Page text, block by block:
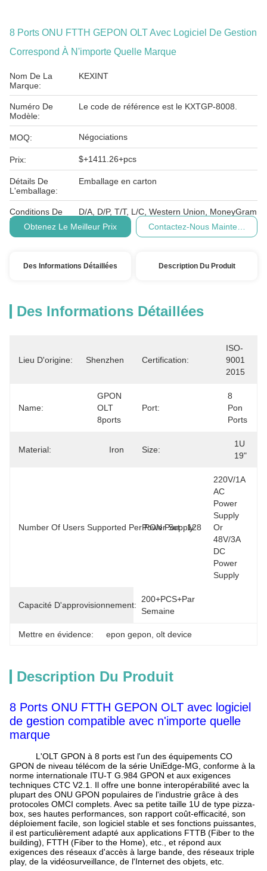
8 Ports ONU FTTH GEPON OLT Avec Logiciel De Gestion
Correspond À N'importe Quelle Marque
Nom De La
Marque:
KEXINT
Numéro De
Modèle:
Le code de référence est le KXTGP-8008.
MOQ: Négociations
Prix: $+1411.26+pcs
Détails De
L'emballage:
Emballage en carton
Conditions De
Paiement:
D/A, D/P, T/T, L/C, Western Union, MoneyGram
Obtenez Le Meilleur Prix
Contactez-Nous Maintenant
Des Informations Détaillées Description Du Produit
Des Informations Détaillées
Lieu D'origine: Shenzhen Certification:
ISO-
9001
2015
Name:
GPON
OLT
8ports
Port:
8
Pon
Ports
Material: Iron Size:
1U
19"
Number Of Users Supported Per PON Port: 128
Power Supply:
220V/1A
AC
Power
Supply
Or
48V/3A
DC
Power
Supply
Capacité D'approvisionnement:
200+PCS+par
Semaine
Mettre en évidence: epon gepon , olt device
Description Du Produit
8 Ports ONU FTTH GEPON OLT avec logiciel
de gestion compatible avec n'importe quelle
marque
L'OLT GPON à 8 ports est l'un des équipements CO
GPON de niveau télécom de la série UniEdge-MG, conforme à la
norme internationale ITU-T G.984 GPON et aux exigences
techniques CTC V2.1. Il offre une bonne interopérabilité avec la
plupart des ONU GPON populaires de l'industrie grâce à des
protocoles OMCI complets. Avec sa petite taille 1U de type pizza-
box, ses hautes performances, son rapport coût-efficacité, son
déploiement facile, son logiciel stable et ses fonctions puissantes,
il est particulièrement adapté aux applications FTTB (Fiber to the
building), FTTH (Fiber to the Home), etc., et répond aux
exigences des réseaux d'accès à large bande, des réseaux triple
play, de la vidéosurveillance, de l'Internet des objets, etc.